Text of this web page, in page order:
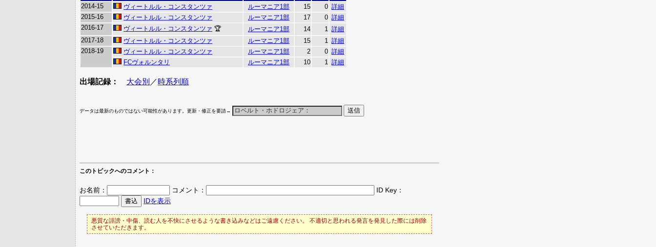
2014-15
ヴィートルル・コンスタンツァ ルーマニア1部 15 0 詳細
2015-16
ヴィートルル・コンスタンツァ ルーマニア1部 17 0 詳細
2016-17
ヴィートルル・コンスタンツァ 🏆 ルーマニア1部 14 1 詳細
2017-18
ヴィートルル・コンスタンツァ ルーマニア1部 15 1 詳細
2018-19
ヴィートルル・コンスタンツァ ルーマニア1部 2 0 詳細
FCヴォルンタリ
ルーマニア1部 10 1 詳細
出場記録： 大会別 ／時系列順
データは最新のものではない可能性があります。更新・修正を要請→
このトピックへのコメント：
お名前： コメント：
ID Key：
IDを表示
悪質な誹謗・中傷、読む人を不快にさせるような書き込みなどはご遠慮ください。 不適切と思われる発言を発見した際には削除
させていただきます。